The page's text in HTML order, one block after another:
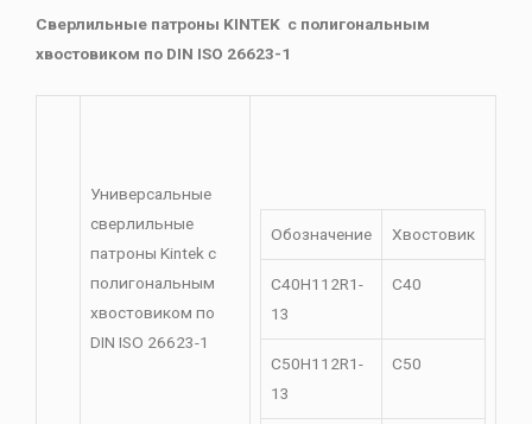
Сверлильные патроны KINTEK с полигональным
хвостовиком по DIN ISO 26623-1
Универсальные
сверлильные
патроны Kintek с
полигональным
хвостовиком по
DIN ISO 26623-1
Обозначение Хвостовик
C40H112R1-
13
C40
C50H112R1-
13
C50